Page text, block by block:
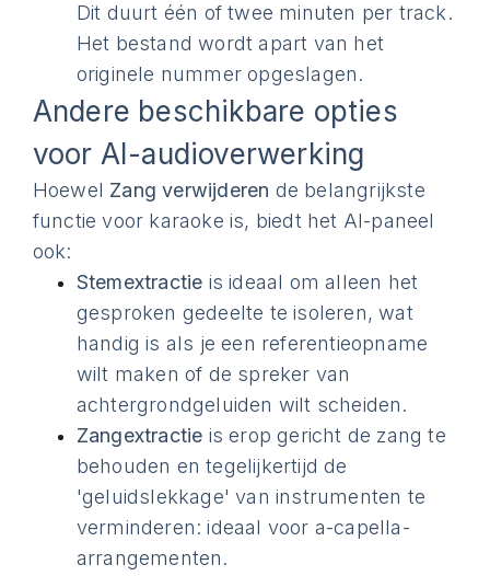
Dit duurt één of twee minuten per track.
Het bestand wordt apart van het
originele nummer opgeslagen.
Andere beschikbare opties
voor AI-audioverwerking
Hoewel Zang verwijderen de belangrijkste
functie voor karaoke is, biedt het AI-paneel
ook:
Stemextractie is ideaal om alleen het
gesproken gedeelte te isoleren, wat
handig is als je een referentieopname
wilt maken of de spreker van
achtergrondgeluiden wilt scheiden.
Zangextractie is erop gericht de zang te
behouden en tegelijkertijd de
'geluidslekkage' van instrumenten te
verminderen: ideaal voor a-capella-
arrangementen.